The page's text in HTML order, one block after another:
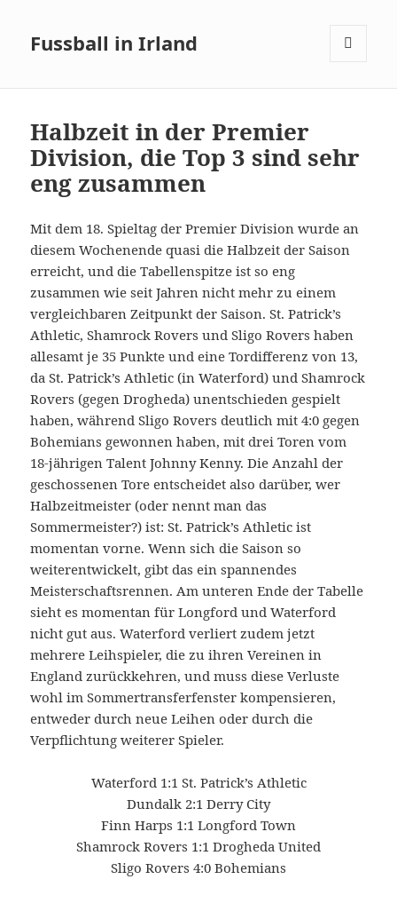
Fussball in Irland
Halbzeit in der Premier
Division, die Top 3 sind sehr
eng zusammen
Mit dem 18. Spieltag der Premier Division wurde an
diesem Wochenende quasi die Halbzeit der Saison
erreicht, und die Tabellenspitze ist so eng
zusammen wie seit Jahren nicht mehr zu einem
vergleichbaren Zeitpunkt der Saison. St. Patrick’s
Athletic, Shamrock Rovers und Sligo Rovers haben
allesamt je 35 Punkte und eine Tordifferenz von 13,
da St. Patrick’s Athletic (in Waterford) und Shamrock
Rovers (gegen Drogheda) unentschieden gespielt
haben, während Sligo Rovers deutlich mit 4:0 gegen
Bohemians gewonnen haben, mit drei Toren vom
18-jährigen Talent Johnny Kenny. Die Anzahl der
geschossenen Tore entscheidet also darüber, wer
Halbzeitmeister (oder nennt man das
Sommermeister?) ist: St. Patrick’s Athletic ist
momentan vorne. Wenn sich die Saison so
weiterentwickelt, gibt das ein spannendes
Meisterschaftsrennen. Am unteren Ende der Tabelle
sieht es momentan für Longford und Waterford
nicht gut aus. Waterford verliert zudem jetzt
mehrere Leihspieler, die zu ihren Vereinen in
England zurückkehren, und muss diese Verluste
wohl im Sommertransferfenster kompensieren,
entweder durch neue Leihen oder durch die
Verpflichtung weiterer Spieler.
Waterford 1:1 St. Patrick’s Athletic
Dundalk 2:1 Derry City
Finn Harps 1:1 Longford Town
Shamrock Rovers 1:1 Drogheda United
Sligo Rovers 4:0 Bohemians